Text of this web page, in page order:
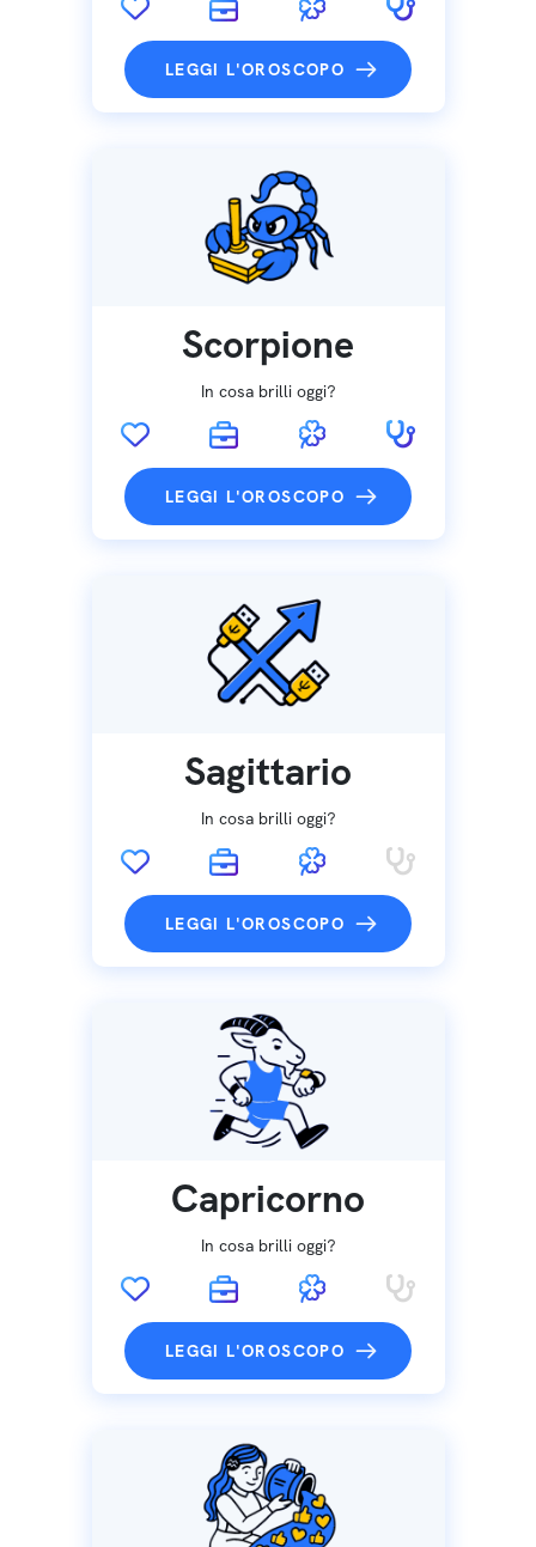
LEGGI L'OROSCOPO
Scorpione
In cosa brilli oggi?
LEGGI L'OROSCOPO
Sagittario
In cosa brilli oggi?
LEGGI L'OROSCOPO
Capricorno
In cosa brilli oggi?
LEGGI L'OROSCOPO